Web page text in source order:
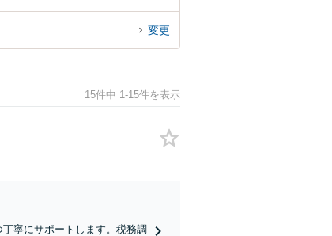
変更
15件中 1-15件を表示
寧にサポートします。税務調